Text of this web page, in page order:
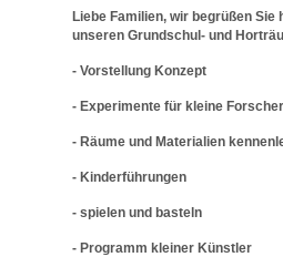
Liebe Familien, wir begrüßen
unseren Grundschul- und
- Vorstellung Konzept
- Experimente für kleine Forscher
- Räume und Materialien
- Kinderführungen
- spielen und basteln
- Programm kleiner Künstler